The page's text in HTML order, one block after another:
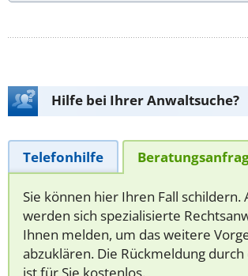
Hilfe bei Ihrer Anwaltsuche?
Telefonhilfe
Sie können hier Ihren Fall schildern.
werden sich spezialisierte
Ihnen melden, um das weitere
abzuklären. Die Rückmeldung